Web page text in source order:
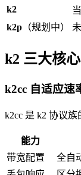
k2
k2p （规划中）
k2 三大核
k2cc 自适应速
k2cc 是 k2 协议
能力
带宽配置
全自